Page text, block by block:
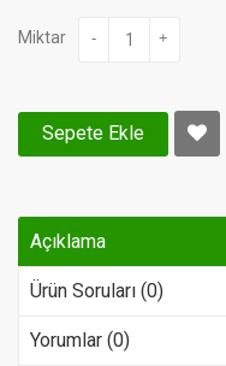
Miktar - +
Sepete Ekle
Açıklama
Ürün Soruları (0)
Yorumlar (0)